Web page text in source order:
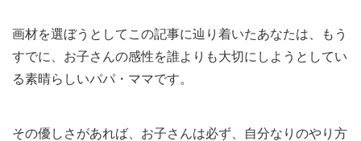
画材を選ぼうとしてこの記事に辿り着いたあなたは、もう
すでに、お子さんの感性を誰よりも大切にしようとしてい
る素晴らしいパパ・ママです。
その優しさがあれば、お子さんは必ず、自分なりのやり方